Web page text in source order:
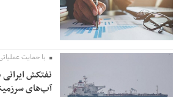
با حمایت
نفتکش
آب‌های